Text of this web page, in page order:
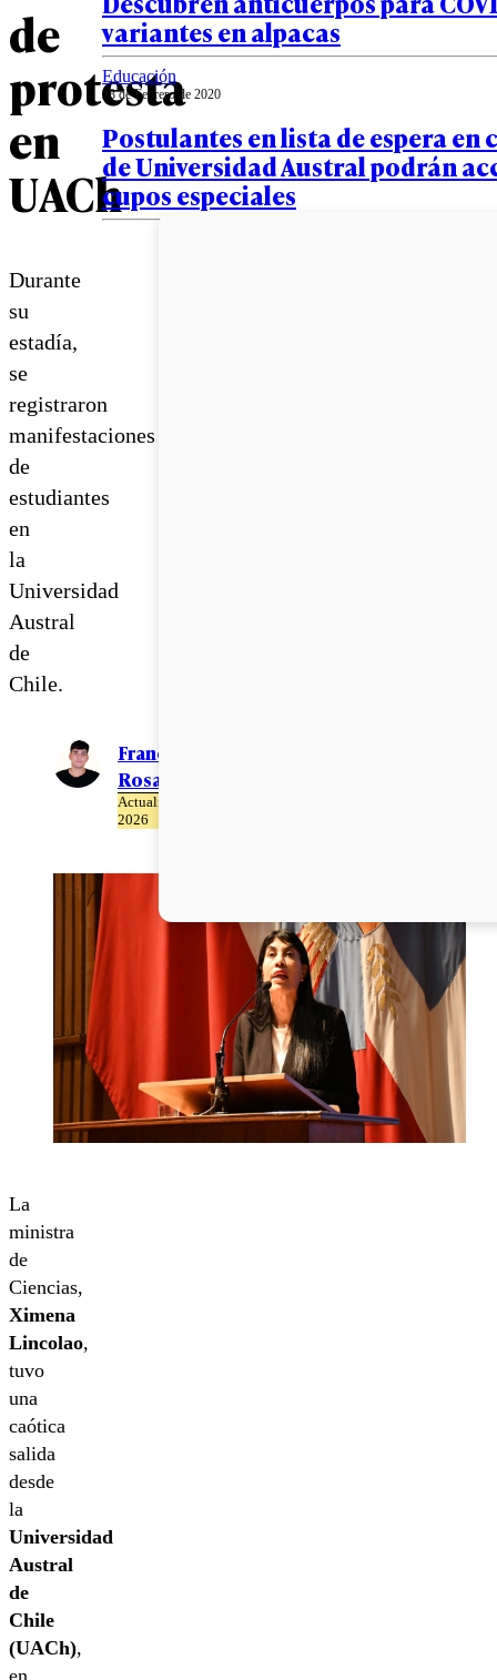
de
protesta
en
UACh
Durante
su
estadía,
se
registraron
manifestaciones
de
estudiantes
en
la
Universidad
Austral
de
Chile.
Francisco
Rosales
Actualizado el 08 de Abril del
2026
La
ministra
de
Ciencias,
Ximena
Lincolao,
tuvo
una
caótica
salida
desde
la
Universidad
Austral
de
Chile
(UACh),
en
variantes en alpacas
Educación
28 de Febrero de 2020
Postulantes en lista de espera en
de Universidad Austral podrán
cupos especiales